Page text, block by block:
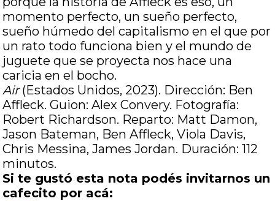
momento perfecto, un sueño perfecto,
sueño húmedo del capitalismo en el que por
un rato todo funciona bien y el mundo de
juguete que se proyecta nos hace una
caricia en el bocho.
Air(Estados Unidos, 2023). Dirección: Ben
Affleck. Guion: Alex Convery. Fotografía:
Robert Richardson. Reparto: Matt Damon,
Jason Bateman, Ben Affleck, Viola Davis,
Chris Messina, James Jordan. Duración: 112
minutos.
Si te gustó esta nota podés invitarnos un
cafecito por acá: